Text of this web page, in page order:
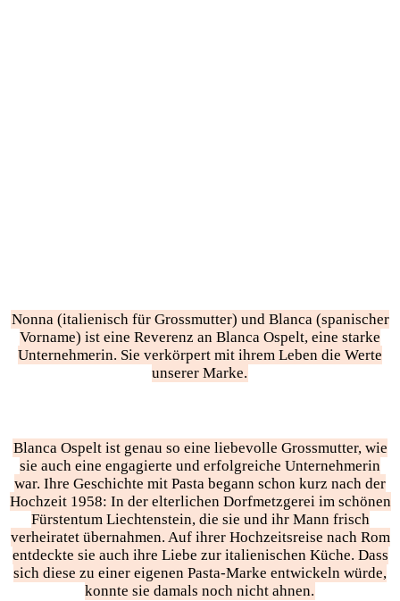
Nonna (italienisch für Grossmutter) und Blanca (spanischer
Vorname) ist eine Reverenz an Blanca Ospelt, eine starke
Unternehmerin. Sie verkörpert mit ihrem Leben die Werte
unserer Marke.
Blanca Ospelt ist genau so eine liebevolle Grossmutter, wie
sie auch eine engagierte und erfolgreiche Unternehmerin
war. Ihre Geschichte mit Pasta begann schon kurz nach der
Hochzeit 1958: In der elterlichen Dorfmetzgerei im schönen
Fürstentum Liechtenstein, die sie und ihr Mann frisch
verheiratet übernahmen. Auf ihrer Hochzeitsreise nach Rom
entdeckte sie auch ihre Liebe zur italienischen Küche. Dass
sich diese zu einer eigenen Pasta-Marke entwickeln würde,
konnte sie damals noch nicht ahnen.